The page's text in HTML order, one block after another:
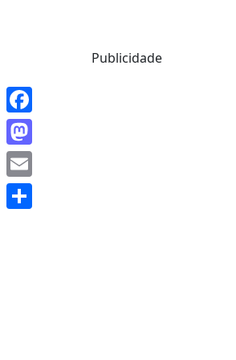
Publicidade
Facebook
Mastodon
Email